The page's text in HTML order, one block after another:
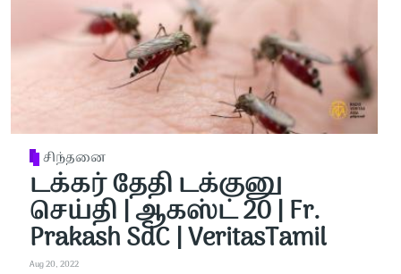
சிந்தனை
டக்கர் தேதி டக்குனு
செய்தி | ஆகஸ்ட் 20 | Fr.
Prakash SdC | VeritasTamil
Aug 20, 2022